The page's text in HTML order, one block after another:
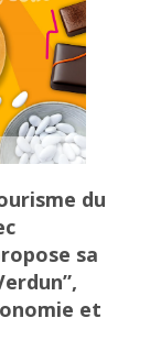
du
sa
et